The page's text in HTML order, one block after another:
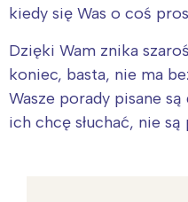
kiedy się Was o coś
Dzięki Wam znika
koniec, basta, nie ma
Wasze porady pisane
ich chcę słuchać, nie